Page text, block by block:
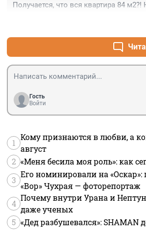
Получается, что вся квартира 84
Гость
Войти
1
Кому признаются в любви, а
август
2 «Меня бесила моя роль»: как
3
Его номинировали на
«Вор» Чухрая — фоторепортаж
4
Почему внутри Урана и
даже ученых
5 «Дед разбушевался»: